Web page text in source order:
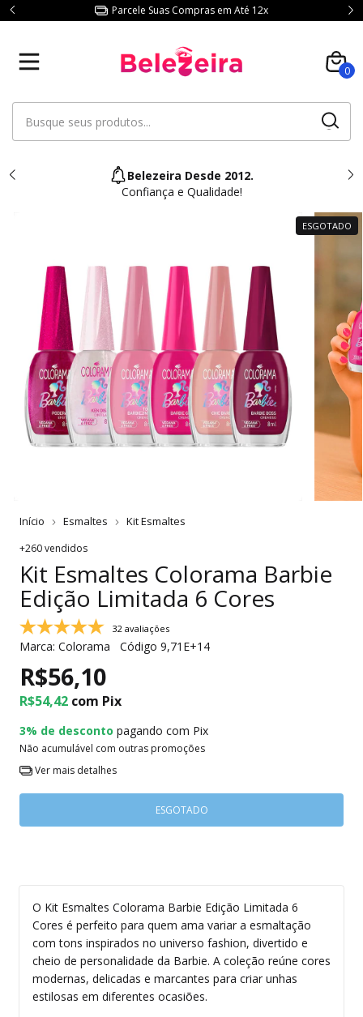
Consulte Frete p/ sua Região.
0
Dúvidas?
Atendimento Humanizado
ESGOTADO
Início Esmaltes Kit Esmaltes
+260 vendidos
Kit Esmaltes Colorama Barbie
Edição Limitada 6 Cores
32 avaliações
Marca: Colorama Código 9,71E+14
R$56,10
R$54,42 com Pix
3% de desconto pagando com Pix
Não acumulável com outras promoções
Ver mais detalhes
O Kit Esmaltes Colorama Barbie Edição Limitada 6
Cores é perfeito para quem ama variar a esmaltação
com tons inspirados no universo fashion, divertido e
cheio de personalidade da Barbie. A coleção reúne cores
modernas, delicadas e marcantes para criar unhas
estilosas em diferentes ocasiões.